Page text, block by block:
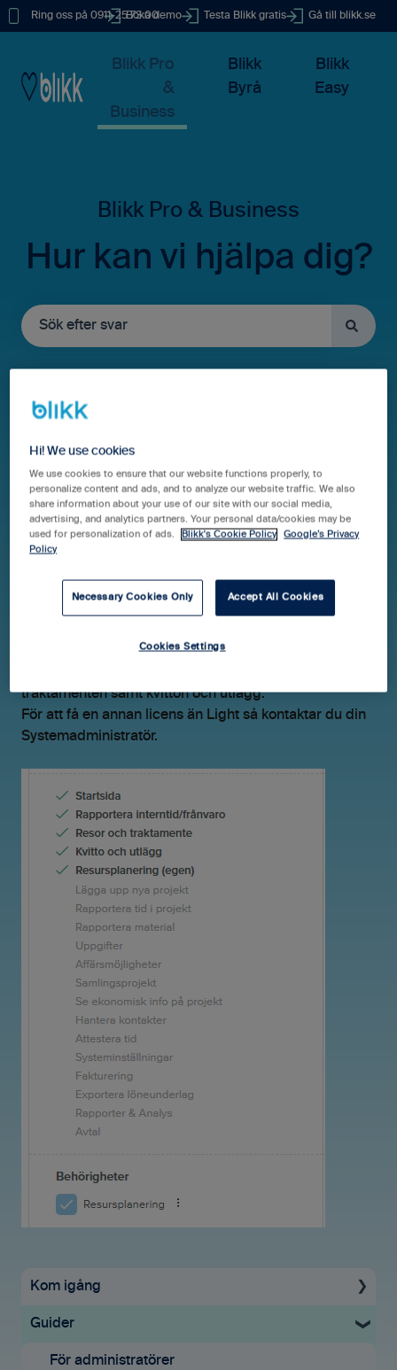
Ring oss på 0911-25 73 00
Boka demo Testa Blikk gratis Gå till blikk.se
Blikk Pro
&
Business
Blikk
Byrå
Blikk
Easy
Hur kan vi hjälpa dig?
Hjälpcenter Blikk Pro & Business
Licenser
Licenstypen Light -
Innehåll (Pro)
Med licenstypen Light har du åtkomst att se startsidan,
traktamenten samt kvitton och utlägg.
För att få en annan licens än Light så kontaktar du din
Systemadministratör.
Kom igång
Uppstartsguide
Grundinställningar
Guider
För administratörer
Hi! We use cookies
We use cookies to ensure that our website functions properly, to
personalize content and ads, and to analyze our website traffic. We also
share information about your use of our site with our social media,
advertising, and analytics partners. Your personal data/cookies may be
used for personalization of ads.
Blikk's Cookie Policy
Google’s Privacy
Policy
Necessary Cookies Only Accept All Cookies
Cookies Settings